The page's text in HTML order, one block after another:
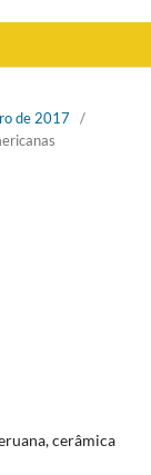
de 2017
/
cerâmica